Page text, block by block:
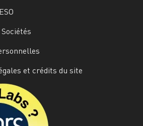
et crédits du site